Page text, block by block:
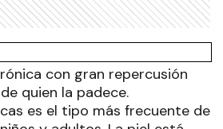
con gran repercusión
quien la padece.
es el tipo más frecuente de